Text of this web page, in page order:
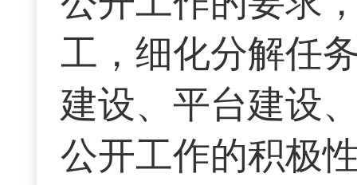
工，细化分解任
建设、平台建设
公开工作的积极